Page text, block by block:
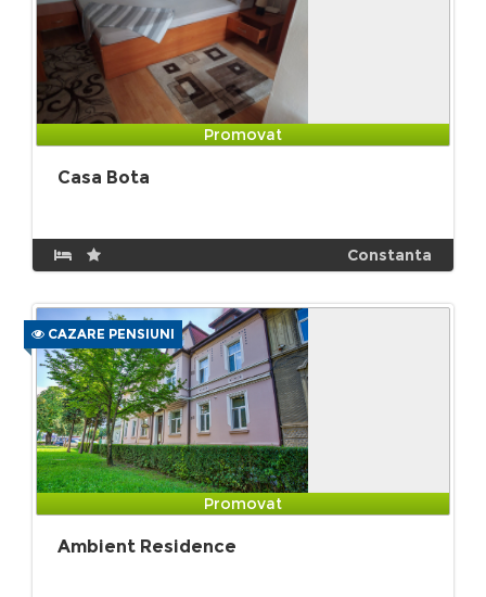
Promovat
Casa Bota
Constanta
CAZARE PENSIUNI
Promovat
Ambient Residence